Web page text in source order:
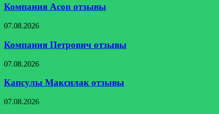
отзывы
Компания Acon отзывы
Компания
отзывы
07.08.2026
Компания Петрович отзывы
Капсулы
отзывы
07.08.2026
Капсулы Максилак отзывы
Крем
07.08.2026